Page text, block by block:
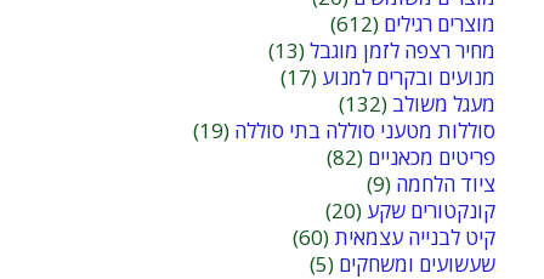
מוצרים רגילים (612)
מחיר רצפה לזמן מוגבל(13)
מנועים ובקרים למנוע (17)
מעגל משולב (132)
סוללות מטעני סוללה בתי סוללה (19)
פריטים מכאניים (82)
ציוד הלחמה (9)
קונקטורים שקע (20)
קיט לבנייה עצמאית(60)
שעשועים ומשחקים (5)